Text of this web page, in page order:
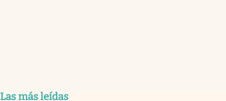
Las más leídas